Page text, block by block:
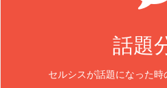
話題
セルシスが話題になった時